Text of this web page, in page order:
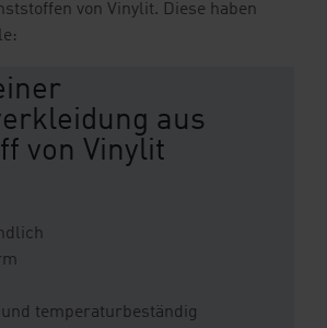
von Vinylit. Diese haben
aus
von Vinylit
temperaturbeständig